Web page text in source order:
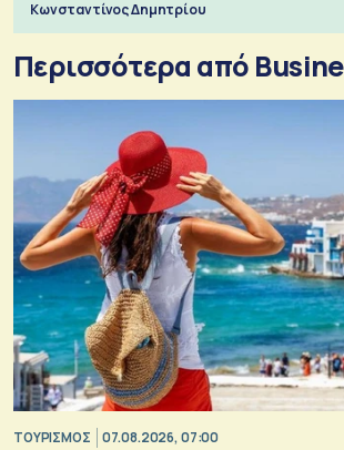
Κωνσταντίνος Δημητρίου
Περισσότερα από
ΤΟΥΡΙΣΜΟΣ 07.08.2026, 07:00